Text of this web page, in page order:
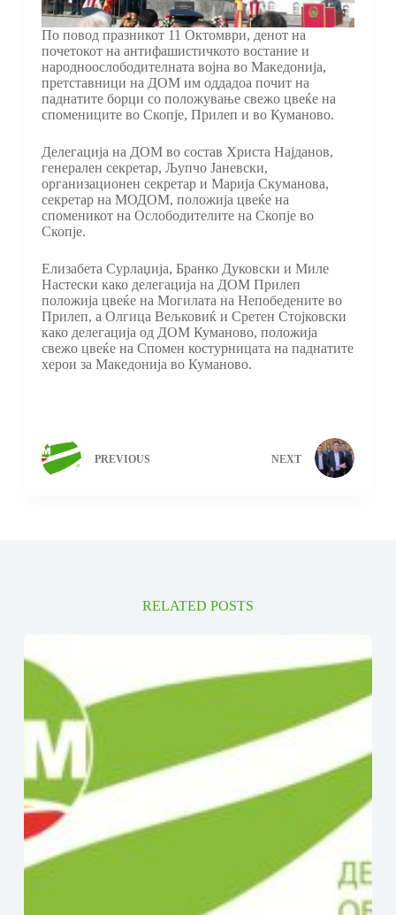
По повод празникот 11 Октомври, денот на
почетокот на антифашистичкото востание и
народноослободителната војна во Македонија,
претставници на ДОМ им оддадоа почит на
паднатите борци со положување свежо цвеќе на
спомениците во Скопје, Прилеп и во Куманово.
Делегација на ДОМ во состав Христа Најданов,
генерален секретар, Љупчо Јаневски,
организационен секретар и Марија Скуманова,
секретар на МОДОМ, положија цвеќе на
споменикот на Ослободителите на Скопје во
Скопје.
Елизабета Сурлаџија, Бранко Дуковски и Миле
Настески како делегација на ДОМ Прилеп
положија цвеќе на Могилата на Непобедените во
Прилеп, а Олгица Вељковиќ и Сретен Стојковски
како делегација од ДОМ Куманово, положија
свежо цвеќе на Спомен костурницата на паднатите
херои за Македонија во Куманово.
PREVIOUS NEXT
RELATED POSTS